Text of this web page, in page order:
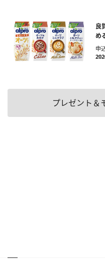
良
め
申
プレゼント＆